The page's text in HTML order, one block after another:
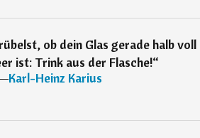
ob dein Glas gerade halb voll
ist: Trink aus der Flasche!“
Karl-Heinz Karius